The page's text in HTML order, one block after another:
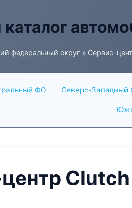
федеральный округ » Сервис-
ФО Северо-Западный